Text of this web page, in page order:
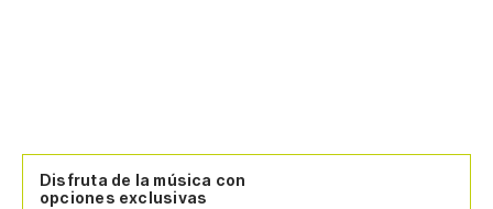
Disfruta de la música con
opciones exclusivas